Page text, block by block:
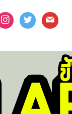
twitter mail